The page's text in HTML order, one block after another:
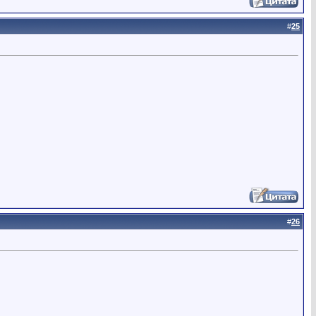
#25
#26